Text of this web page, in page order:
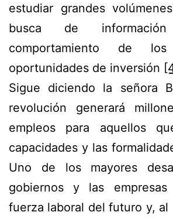
estudiar grandes
busca de
comportamiento de
oportunidades de inversión
Sigue diciendo la señora
revolución generará
empleos para aquellos
capacidades y las
Uno de los mayores
gobiernos y las
fuerza laboral del futuro y, al